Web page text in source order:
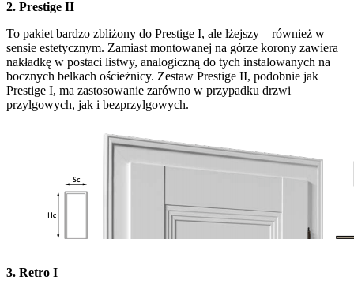
2. Prestige II
To pakiet bardzo zbliżony do Prestige I, ale lżejszy – również w
sensie estetycznym. Zamiast montowanej na górze korony zawiera
nakładkę w postaci listwy, analogiczną do tych instalowanych na
bocznych belkach ościeżnicy. Zestaw Prestige II, podobnie jak
Prestige I, ma zastosowanie zarówno w przypadku drzwi
przylgowych, jak i bezprzylgowych.
3. Retro I